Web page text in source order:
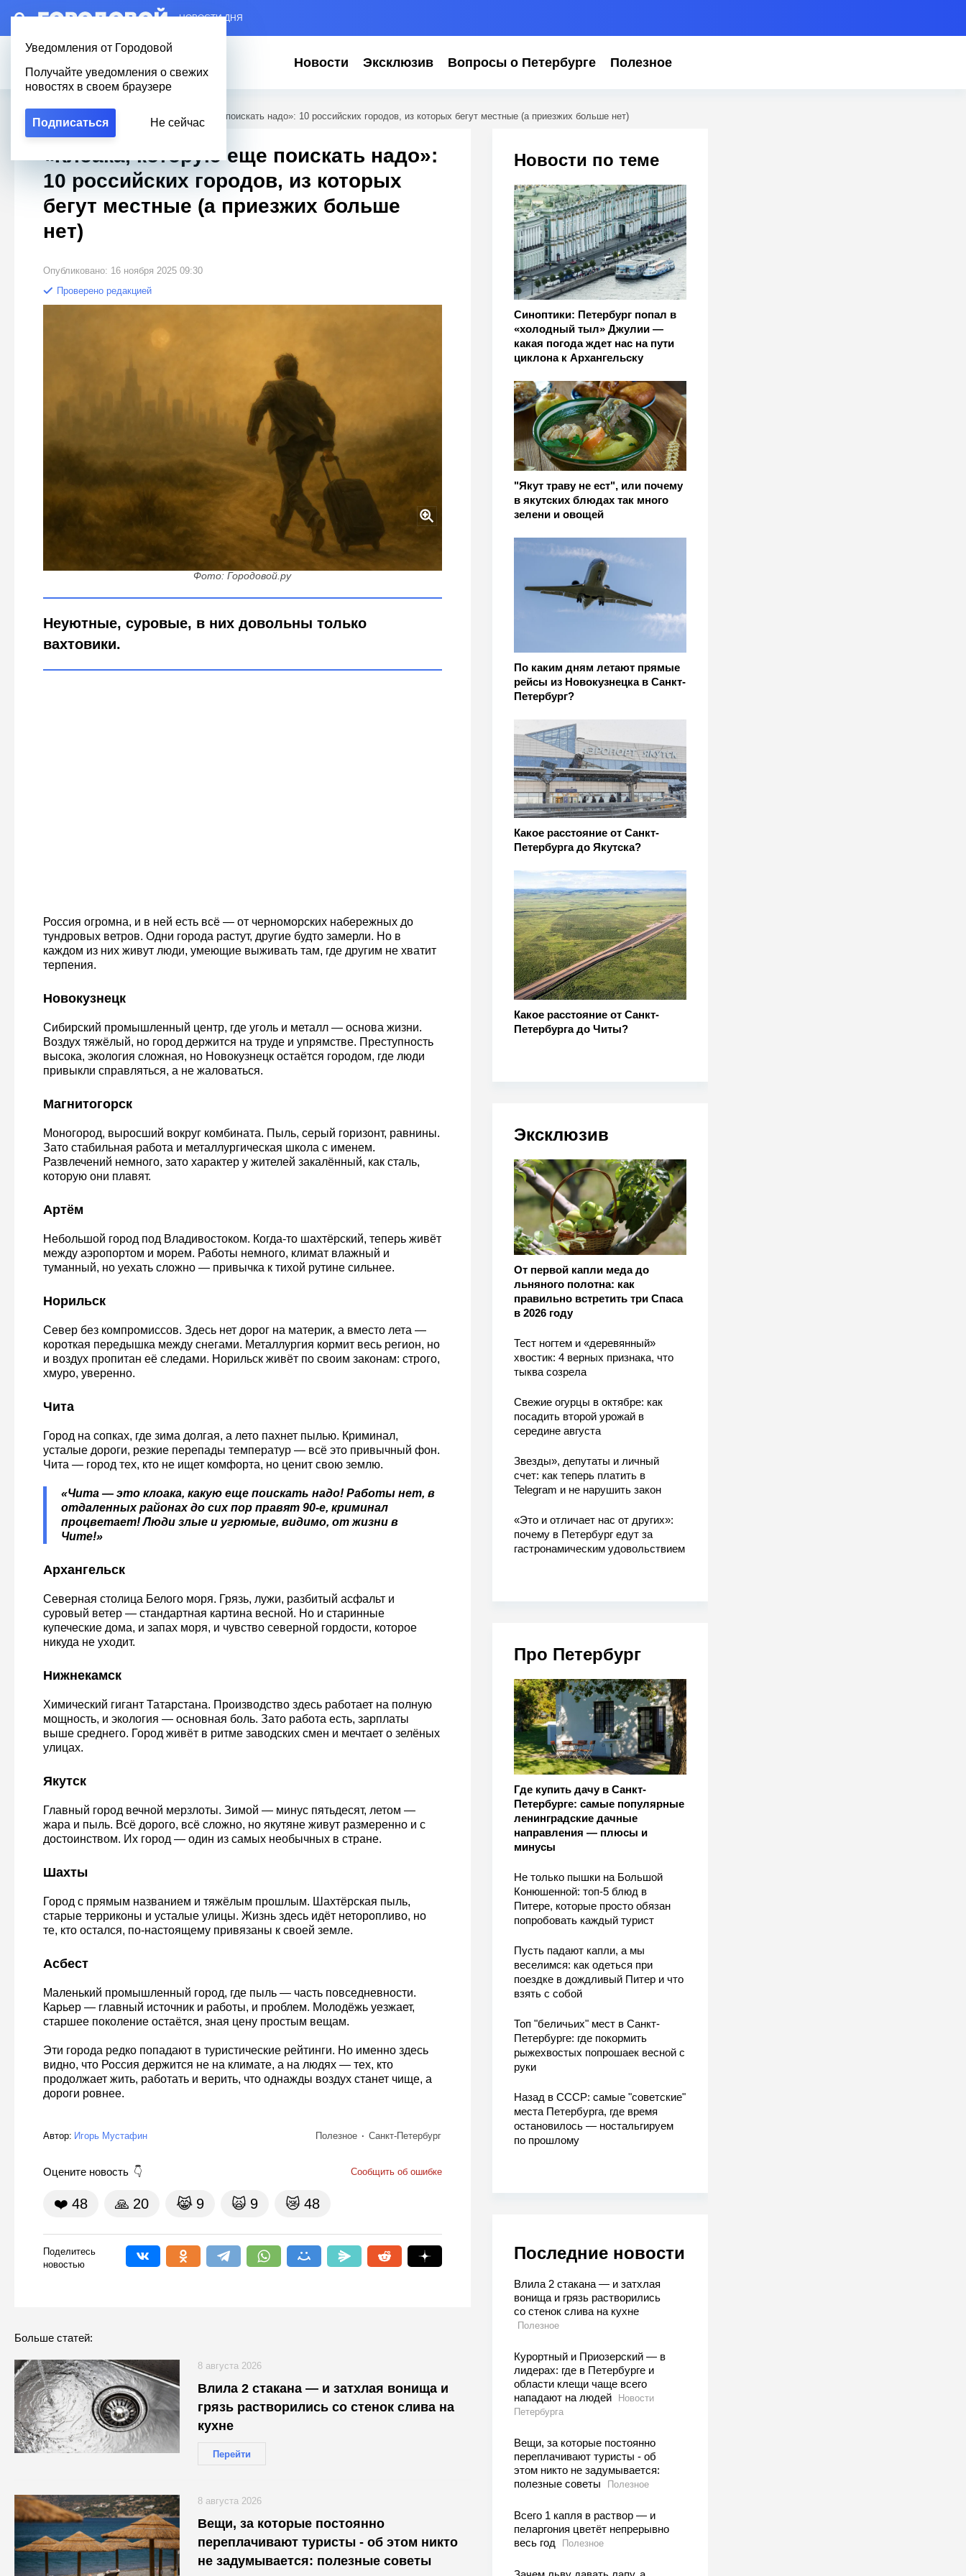
– НОВОСТИ ДНЯ
Уведомления от Городовой
Получайте уведомления о свежих
новостях в своем браузере
Подписаться Не сейчас
Новости Эксклюзив Вопросы о Петербурге Полезное
Городовой «Клоака, которую еще поискать надо»: 10 российских городов, из которых бегут местные (а приезжих больше нет)
Новости по теме
Синоптики: Петербург попал в
«холодный тыл» Джулии —
какая погода ждет нас на пути
циклона к Архангельску
"Якут траву не ест", или почему
в якутских блюдах так много
зелени и овощей
По каким дням летают прямые
рейсы из Новокузнецка в Санкт-
Петербург?
Какое расстояние от Санкт-
Петербурга до Якутска?
Какое расстояние от Санкт-
Петербурга до Читы?
Эксклюзив
От первой капли меда до
льняного полотна: как
правильно встретить три Спаса
в 2026 году
Тест ногтем и «деревянный»
хвостик: 4 верных признака, что
тыква созрела
Свежие огурцы в октябре: как
посадить второй урожай в
середине августа
Звезды», депутаты и личный
счет: как теперь платить в
Telegram и не нарушить закон
«Это и отличает нас от других»:
почему в Петербург едут за
гастронамическим удовольствием
Про Петербург
Где купить дачу в Санкт-
Петербурге: самые популярные
ленинградские дачные
направления — плюсы и
минусы
Не только пышки на Большой
Конюшенной: топ-5 блюд в
Питере, которые просто обязан
попробовать каждый турист
Пусть падают капли, а мы
веселимся: как одеться при
поездке в дождливый Питер и что
взять с собой
Топ "беличьих" мест в Санкт-
Петербурге: где покормить
рыжехвостых попрошаек весной с
руки
Назад в СССР: самые "советские"
места Петербурга, где время
остановилось — ностальгируем
по прошлому
Последние новости
Влила 2 стакана — и затхлая
вонища и грязь растворились
со стенок слива на кухне
Полезное
Курортный и Приозерский — в
лидерах: где в Петербурге и
области клещи чаще всего
нападают на людей
Новости
Петербурга
Вещи, за которые постоянно
переплачивают туристы - об
этом никто не задумывается:
полезные советы
Полезное
Всего 1 капля в раствор — и
пеларгония цветёт непрерывно
весь год
Полезное
«Клоака, которую еще поискать надо»:
10 российских городов, из которых
бегут местные (а приезжих больше
нет)
Опубликовано: 16 ноября 2025 09:30
Проверено редакцией
«Клоака, которую еще поискать надо»: 10 российских городов, из которых
бегут местные (а приезжих больше нет)
Фото: Городовой.ру
Неуютные, суровые, в них довольны только
вахтовики.
Россия огромна, и в ней есть всё — от черноморских набережных до
тундровых ветров. Одни города растут, другие будто замерли. Но в
каждом из них живут люди, умеющие выживать там, где другим не хватит
терпения.
Новокузнецк
Сибирский промышленный центр, где уголь и металл — основа жизни.
Воздух тяжёлый, но город держится на труде и упрямстве. Преступность
высока, экология сложная, но Новокузнецк остаётся городом, где люди
привыкли справляться, а не жаловаться.
Магнитогорск
Моногород, выросший вокруг комбината. Пыль, серый горизонт, равнины.
Зато стабильная работа и металлургическая школа с именем.
Развлечений немного, зато характер у жителей закалённый, как сталь,
которую они плавят.
Артём
Небольшой город под Владивостоком. Когда-то шахтёрский, теперь живёт
между аэропортом и морем. Работы немного, климат влажный и
туманный, но уехать сложно — привычка к тихой рутине сильнее.
Норильск
Север без компромиссов. Здесь нет дорог на материк, а вместо лета —
короткая передышка между снегами. Металлургия кормит весь регион, но
и воздух пропитан её следами. Норильск живёт по своим законам: строго,
хмуро, уверенно.
Чита
Город на сопках, где зима долгая, а лето пахнет пылью. Криминал,
усталые дороги, резкие перепады температур — всё это привычный фон.
Чита — город тех, кто не ищет комфорта, но ценит свою землю.
«Чита — это клоака, какую еще поискать надо! Работы нет, в
отдаленных районах до сих пор правят 90-е, криминал
процветает! Люди злые и угрюмые, видимо, от жизни в
Чите!»
Архангельск
Северная столица Белого моря. Грязь, лужи, разбитый асфальт и
суровый ветер — стандартная картина весной. Но и старинные
купеческие дома, и запах моря, и чувство северной гордости, которое
никуда не уходит.
Нижнекамск
Химический гигант Татарстана. Производство здесь работает на полную
мощность, и экология — основная боль. Зато работа есть, зарплаты
выше среднего. Город живёт в ритме заводских смен и мечтает о зелёных
улицах.
Якутск
Главный город вечной мерзлоты. Зимой — минус пятьдесят, летом —
жара и пыль. Всё дорого, всё сложно, но якутяне живут размеренно и с
достоинством. Их город — один из самых необычных в стране.
Шахты
Город с прямым названием и тяжёлым прошлым. Шахтёрская пыль,
старые терриконы и усталые улицы. Жизнь здесь идёт неторопливо, но
те, кто остался, по-настоящему привязаны к своей земле.
Асбест
Маленький промышленный город, где пыль — часть повседневности.
Карьер — главный источник и работы, и проблем. Молодёжь уезжает,
старшее поколение остаётся, зная цену простым вещам.
Эти города редко попадают в туристические рейтинги. Но именно здесь
видно, что Россия держится не на климате, а на людях — тех, кто
продолжает жить, работать и верить, что однажды воздух станет чище, а
дороги ровнее.
Автор: Игорь Мустафин Полезное Санкт-Петербург
Оцените новость Сообщить об ошибке
❤️ 48 🙏 20 😹 9 🙀 9 😿 48
Поделитесь
новостью
Больше статей:
Влила 2 стакана — и затхлая вонища и
грязь растворились со стенок слива на
кухне
Перейти
8 августа 2026
Вещи, за которые постоянно
переплачивают туристы - об этом никто
не задумывается: полезные советы
8 августа 2026